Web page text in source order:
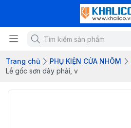
Trang chủ PHỤ KIỆN CỬA NHÔM
Lề gốc sơn dày phải, v